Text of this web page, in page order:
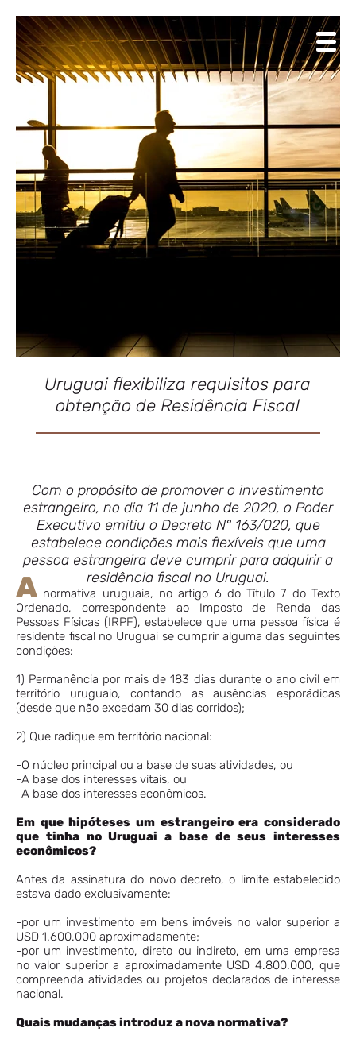
Uruguai flexibiliza requisitos para
obtenção de Residência Fiscal
Com o propósito de promover o investimento
estrangeiro, no dia 11 de junho de 2020, o Poder
Executivo emitiu o Decreto N° 163/020, que
estabelece condições mais flexíveis que uma
pessoa estrangeira deve cumprir para adquirir a
residência fiscal no Uruguai.
A normativa uruguaia, no artigo 6 do Título 7 do Texto
Ordenado, correspondente ao Imposto de Renda das
Pessoas Físicas (IRPF), estabelece que uma pessoa física é
residente fiscal no Uruguai se cumprir alguma das seguintes
condições:
1) Permanência por mais de 183 dias durante o ano civil em
território uruguaio, contando as ausências esporádicas
(desde que não excedam 30 dias corridos);
2) Que radique em território nacional:
-O núcleo principal ou a base de suas atividades, ou
-A base dos interesses vitais, ou
-A base dos interesses econômicos.
Em que hipóteses um estrangeiro era considerado
que tinha no Uruguai a base de seus interesses
econômicos?
Antes da assinatura do novo decreto, o limite estabelecido
estava dado exclusivamente:
-por um investimento em bens imóveis no valor superior a
USD 1.600.000 aproximadamente;
-por um investimento, direto ou indireto, em uma empresa
no valor superior a aproximadamente USD 4.800.000, que
compreenda atividades ou projetos declarados de interesse
nacional.
Quais mudanças introduz a nova normativa?